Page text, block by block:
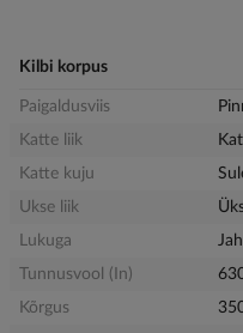
Kilbi korpus
Paigaldusviis
Katte liik
Katte kuju
Ukse liik
Lukuga
Jah
Tunnusvool (In)
Kõrgus